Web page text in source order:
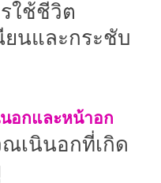
ใช้ชีวิต
ยนและกระชับ
นอกและหน้าอก
ณเนินอกที่เกิด